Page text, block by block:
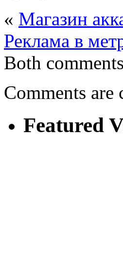
« Магазин
Реклама в
Both
Comments are
Featured